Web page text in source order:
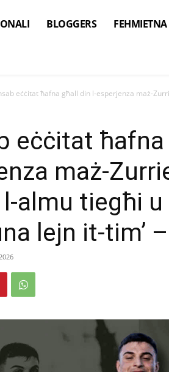
BLOGGERS FEHMIETNA
eċċitat ħafna għall din l-esperjenza maż-
eċċitat
maż-
almu tiegħi u
lejn it-tim’